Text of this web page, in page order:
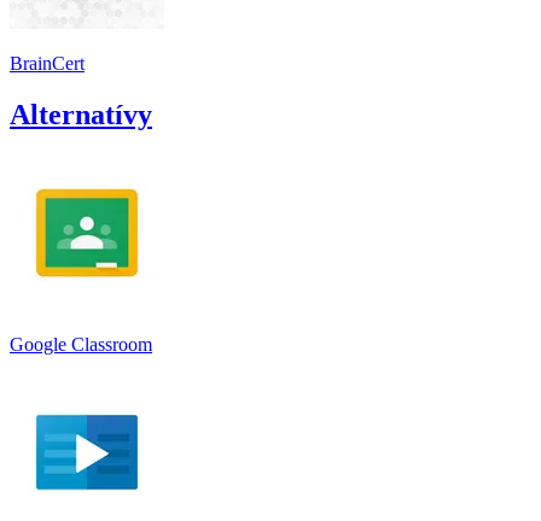
BrainCert
Alternatívy
Google Classroom